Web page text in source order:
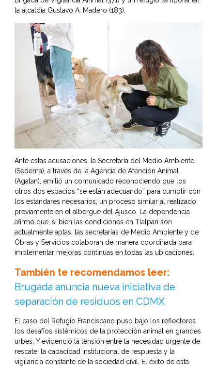
la alcaldía Gustavo A. Madero (183).
Ante estas acusaciones, la Secretaría del Medio Ambiente
(Sedema), a través de la Agencia de Atención Animal
(Agatan), emitió un comunicado reconociendo que los
otros dos espacios “se están adecuando” para cumplir con
los estándares necesarios, un proceso similar al realizado
previamente en el albergue del Ajusco. La dependencia
afirmó que, si bien las condiciones en Tlalpan son
actualmente aptas, las secretarías de Medio Ambiente y de
Obras y Servicios colaboran de manera coordinada para
implementar mejoras continuas en todas las ubicaciones.
También te recomendamos leer:
Brugada anuncia nueva iniciativa de
separación de residuos en CDMX
El caso del Refugio Franciscano puso bajo los reflectores
los desafíos sistémicos de la protección animal en grandes
urbes. Y evidenció la tensión entre la necesidad urgente de
rescate, la capacidad institucional de respuesta y la
vigilancia constante de la sociedad civil. El éxito de esta